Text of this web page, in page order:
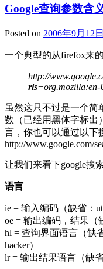
Google查询参数含
Posted on 2006年9月12日
一个典型的从firefox来
http://
rls
虽然这只不过是一个简
数（已经用黑体字标出
言，你也可以通过以下
http://www.google.com/
让我们来看下google搜
语言
ie = 输入编码（缺省：
oe = 输出编码，结果（
hl = 查询界面语言（缺
hacker）
lr = 输出结果语言（缺省